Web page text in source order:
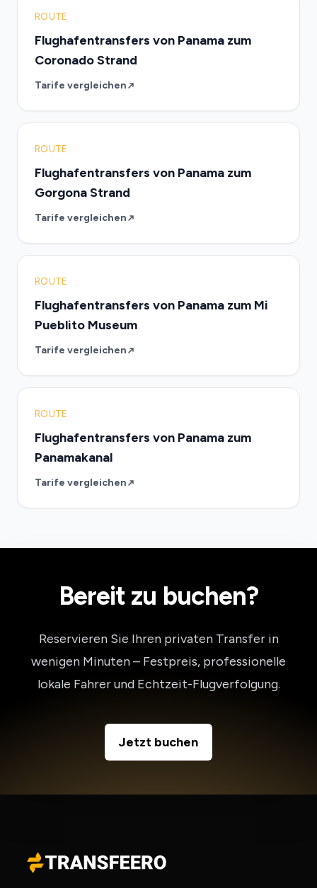
ROUTE
Flughafentransfers von Panama zum
Coronado Strand
Tarife vergleichen
ROUTE
Flughafentransfers von Panama zum
Gorgona Strand
Tarife vergleichen
ROUTE
Flughafentransfers von Panama zum Mi
Pueblito Museum
Tarife vergleichen
ROUTE
Flughafentransfers von Panama zum
Panamakanal
Tarife vergleichen
Bereit zu buchen?
Reservieren Sie Ihren privaten Transfer in
wenigen Minuten – Festpreis, professionelle
lokale Fahrer und Echtzeit-Flugverfolgung.
Jetzt buchen